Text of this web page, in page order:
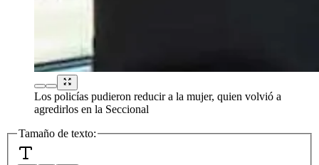
Los policías pudieron reducir a la mujer, quien volvió a
agredirlos en la Seccional
Tamaño de texto: